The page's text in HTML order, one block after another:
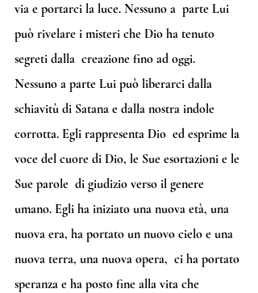
via e portarci la luce. Nessuno a  parte Lui
può rivelare i misteri che Dio ha tenuto
segreti dalla  creazione fino ad oggi.
Nessuno a parte Lui può liberarci dalla
schiavitù di Satana e dalla nostra indole
corrotta. Egli rappresenta Dio  ed esprime la
voce del cuore di Dio, le Sue esortazioni e le
Sue parole  di giudizio verso il genere
umano. Egli ha iniziato una nuova età, una
nuova era, ha portato un nuovo cielo e una
nuova terra, una nuova opera,  ci ha portato
speranza e ha posto fine alla vita che